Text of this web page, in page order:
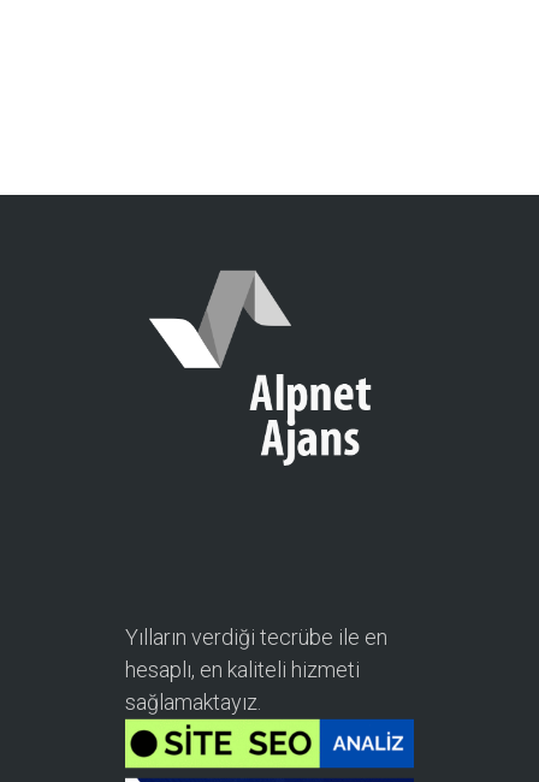
Yılların verdiği tecrübe ile en
hesaplı, en kaliteli hizmeti
sağlamaktayız.